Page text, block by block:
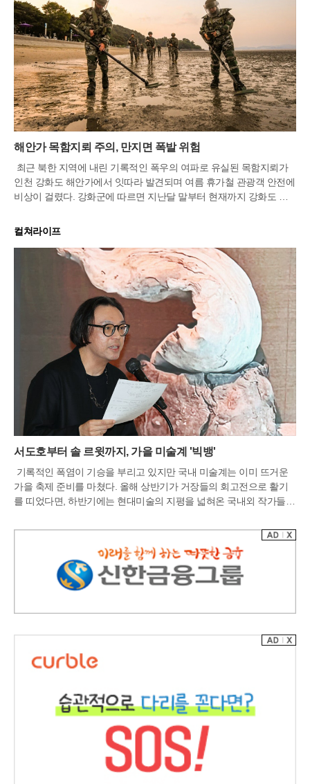
해안가 목함지뢰 주의, 만지면 폭발 위험
최근 북한 지역에 내린 기록적인 폭우의 여파로 유실된 목함지뢰가
인천 강화도 해안가에서 잇따라 발견되며 여름 휴가철 관광객 안전에
비상이 걸렸다. 강화군에 따르면 지난달 말부터 현재까지 강화도 일
것으로 집계됐다. 발견된 물체 중에는 단순한 빈
컬쳐라이프
서도호부터 솔 르윗까지, 가을 미술계 '빅뱅'
기록적인 폭염이 기승을 부리고 있지만 국내 미술계는 이미 뜨거운
가을 축제 준비를 마쳤다. 올해 상반기가 거장들의 회고전으로 활기
를 띠었다면, 하반기에는 현대미술의 지평을 넓혀온 국내외 작가들의
쳐진다. 특히 9월 서울에서 개최되는 세계적 아트페어